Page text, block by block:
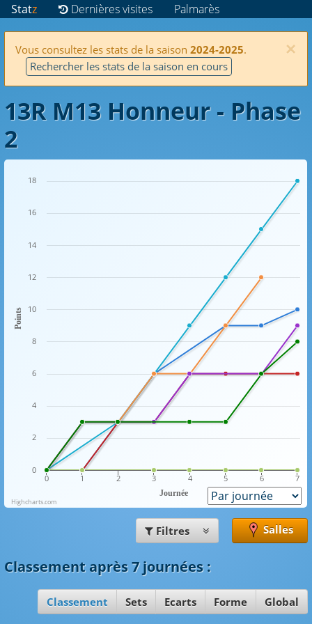
Statz Dernières visites Palmarès
×
Vous consultez les stats de la saison 2024-2025.
Rechercher les stats de la saison en cours
13R M13 Honneur - Phase
2
Journée
Points
0 1 2 3 4 5 6 7
0
2
4
6
8
10
12
14
16
18
Highcharts.com
Filtres Salles
Classement après 7 journées:
Classement Sets Ecarts Forme Global